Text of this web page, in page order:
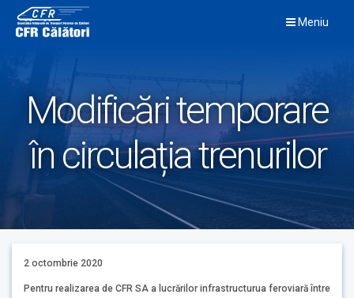
content
Meniu
Modificări temporare
în circulația trenurilor
2 octombrie 2020
Pentru realizarea de CFR SA a lucrărilor infrastructurua feroviară între